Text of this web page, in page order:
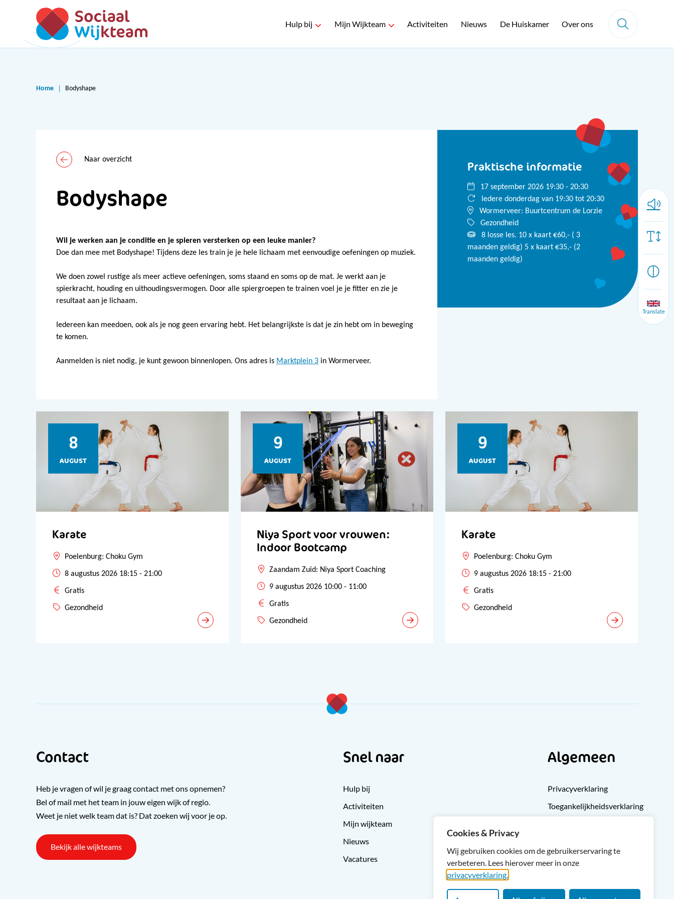
Cookies & Privacy
Wij gebruiken cookies om de gebruikerservaring te
verbeteren. Lees hierover meer in onze
privacyverklaring.
Hulp bij Mijn Wijkteam Activiteiten Nieuws De Huiskamer Over ons
Translate
Home Bodyshape
Naar overzicht
Bodyshape
Wil je werken aan je conditie en je spieren versterken op een leuke manier?
Doe dan mee met Bodyshape! Tijdens deze les train je je hele lichaam met eenvoudige oefeningen op muziek.
We doen zowel rustige als meer actieve oefeningen, soms staand en soms op de mat. Je werkt aan je
spierkracht, houding en uithoudingsvermogen. Door alle spiergroepen te trainen voel je je fitter en zie je
resultaat aan je lichaam.
Iedereen kan meedoen, ook als je nog geen ervaring hebt. Het belangrijkste is dat je zin hebt om in beweging
te komen.
Aanmelden is niet nodig, je kunt gewoon binnenlopen. Ons adres is Marktplein 3 in Wormerveer.
Praktische informatie
17 september 2026 19:30 - 20:30
Iedere donderdag van 19:30 tot 20:30
Wormerveer: Buurtcentrum de Lorzie
Gezondheid
8losse les. 10 x kaart €60,- ( 3
maanden geldig) 5 x kaart €35,- (2
maanden geldig)
Karate
8
AUGUST
Poelenburg: Choku Gym
8 augustus 2026 18:15 - 21:00
Gratis
Gezondheid
Niya Sport voor vrouwen:
Indoor Bootcamp
9
AUGUST
Zaandam Zuid: Niya Sport Coaching
9 augustus 2026 10:00 - 11:00
Gratis
Gezondheid
Karate
9
AUGUST
Poelenburg: Choku Gym
9 augustus 2026 18:15 - 21:00
Gratis
Gezondheid
Contact
Heb je vragen of wil je graag contact met ons opnemen?
Bel of mail met het team in jouw eigen wijk of regio.
Weet je niet welk team dat is? Dat zoeken wij voor je op.
Bekijk alle wijkteams
Snel naar
Hulp bij
Activiteiten
Mijn wijkteam
Nieuws
Vacatures
Algemeen
Privacyverklaring
Toegankelijkheidsverklaring
Sitemap